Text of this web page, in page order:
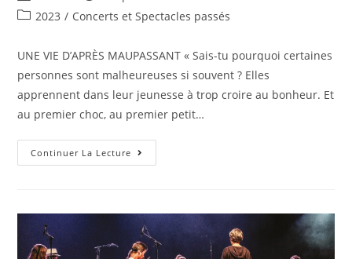
2023 / Concerts et Spectacles passés
UNE VIE D’APRÈS MAUPASSANT « Sais-tu pourquoi certaines
personnes sont malheureuses si souvent ? Elles
apprennent dans leur jeunesse à trop croire au bonheur. Et
au premier choc, au premier petit…
Continuer La Lecture